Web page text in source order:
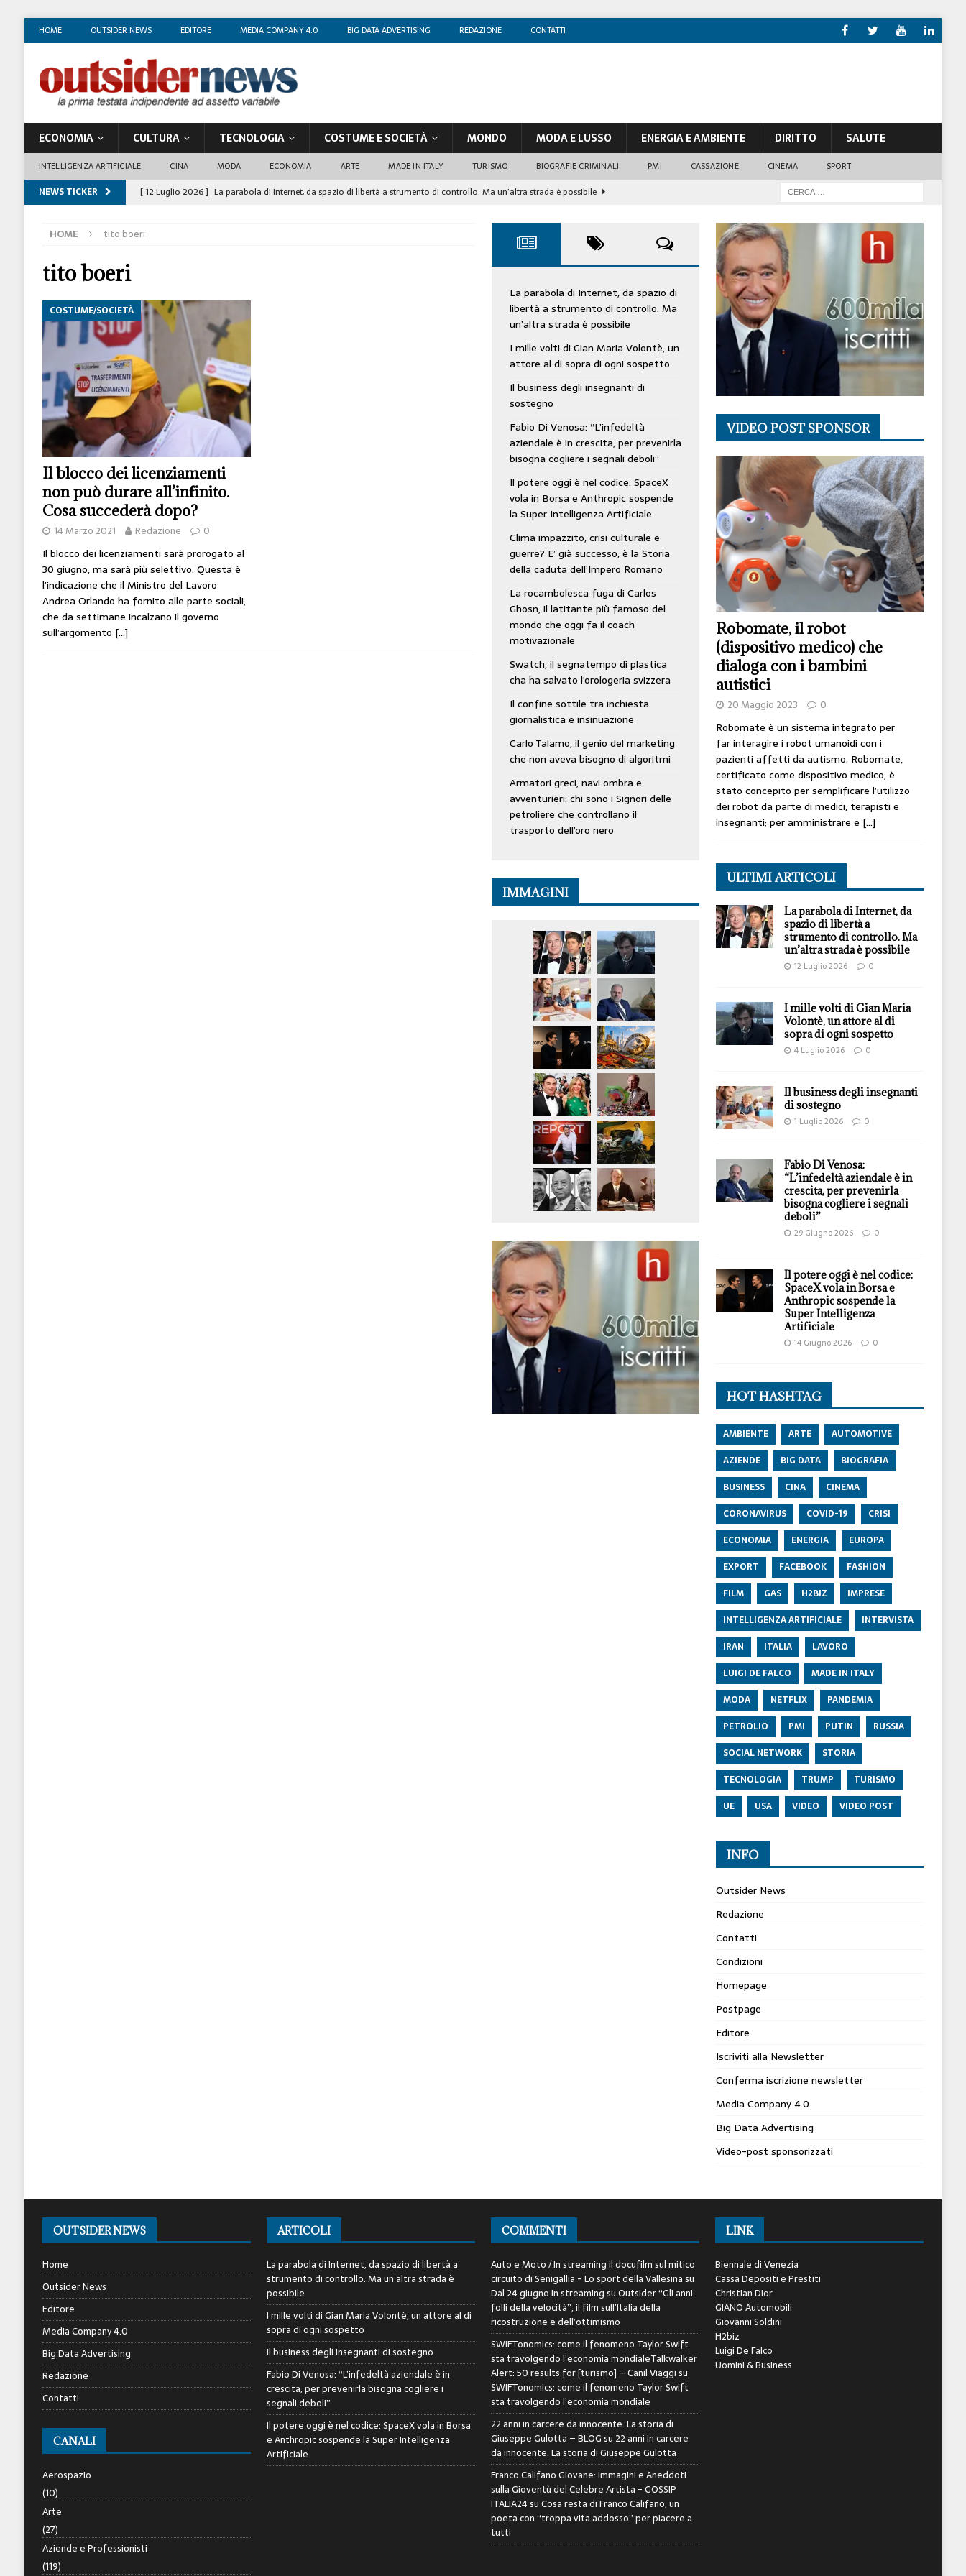
HOME OUTSIDER NEWS EDITORE MEDIA COMPANY 4.0 BIG DATA ADVERTISING REDAZIONE CONTATTI
ECONOMIA CULTURA TECNOLOGIA COSTUME E SOCIETÀ MONDO MODA E LUSSO ENERGIA E AMBIENTE DIRITTO SALUTE
INTELLIGENZA ARTIFICIALE CINA MODA ECONOMIA ARTE MADE IN ITALY TURISMO BIOGRAFIE CRIMINALI PMI CASSAZIONE CINEMA SPORT
NEWS TICKER [ 12 Luglio 2026 ] La parabola di Internet, da spazio di libertà a strumento di controllo. Ma un’altra strada è possibile
[ 4 Luglio 2026 ]
CINEMA
Fabio Di Venosa: “L’infedeltà aziendale è in crescita, per prevenirla bisogna cogliere i segnali deboli”
ECONOMIA
[ 14 Giugno 2026 ] Il potere oggi è nel codice: SpaceX vola in Borsa e Anthropic sospende la Super Intelligenza Artificiale
HI-TECH
[ 7 Febbraio 2020 ] Nato con l’Austria-Ungheria e morto nell’era digitale. Il tempo si era dimenticato di Gillo Dorfles e lui
viveva nel futuro
ARTE
HOME tito boeri
tito boeri
COSTUME/SOCIETÀ
Il blocco dei licenziamenti
non può durare all’infinito.
Cosa succederà dopo?
14 Marzo 2021 Redazione 0
Il blocco dei licenziamenti sarà prorogato al
30 giugno, ma sarà più selettivo. Questa è
l’indicazione che il Ministro del Lavoro
Andrea Orlando ha fornito alle parte sociali,
che da settimane incalzano il governo
sull’argomento […]
La parabola di Internet, da spazio di
libertà a strumento di controllo. Ma
un’altra strada è possibile
I mille volti di Gian Maria Volontè, un
attore al di sopra di ogni sospetto
Il business degli insegnanti di
sostegno
Fabio Di Venosa: “L’infedeltà
aziendale è in crescita, per prevenirla
bisogna cogliere i segnali deboli”
Il potere oggi è nel codice: SpaceX
vola in Borsa e Anthropic sospende
la Super Intelligenza Artificiale
Clima impazzito, crisi culturale e
guerre? E’ già successo, è la Storia
della caduta dell’Impero Romano
La rocambolesca fuga di Carlos
Ghosn, il latitante più famoso del
mondo che oggi fa il coach
motivazionale
Swatch, il segnatempo di plastica
cha ha salvato l’orologeria svizzera
Il confine sottile tra inchiesta
giornalistica e insinuazione
Carlo Talamo, il genio del marketing
che non aveva bisogno di algoritmi
Armatori greci, navi ombra e
avventurieri: chi sono i Signori delle
petroliere che controllano il
trasporto dell’oro nero
IMMAGINI
VIDEO POST SPONSOR
Robomate, il robot
(dispositivo medico) che
dialoga con i bambini
autistici
20 Maggio 2023 0
Robomate è un sistema integrato per
far interagire i robot umanoidi con i
pazienti affetti da autismo. Robomate,
certificato come dispositivo medico, è
stato concepito per semplificare l’utilizzo
dei robot da parte di medici, terapisti e
insegnanti; per amministrare e […]
ULTIMI ARTICOLI
La parabola di Internet, da
spazio di libertà a
strumento di controllo. Ma
un’altra strada è possibile
12 Luglio 2026 0
I mille volti di Gian Maria
Volontè, un attore al di
sopra di ogni sospetto
4 Luglio 2026 0
Il business degli insegnanti
di sostegno
1 Luglio 2026 0
Fabio Di Venosa:
“L’infedeltà aziendale è in
crescita, per prevenirla
bisogna cogliere i segnali
deboli”
29 Giugno 2026 0
Il potere oggi è nel codice:
SpaceX vola in Borsa e
Anthropic sospende la
Super Intelligenza
Artificiale
14 Giugno 2026 0
HOT HASHTAG
AMBIENTE ARTE
AUTOMOTIVE
AZIENDE
BIG DATA
BIOGRAFIA
BUSINESS
CINA
CINEMA
CORONAVIRUS
COVID-19
CRISI
ECONOMIA
ENERGIA
EUROPA
EXPORT
FACEBOOK
FASHION
FILM
GAS H2BIZ
IMPRESE
INTELLIGENZA ARTIFICIALE
INTERVISTA
IRAN
ITALIA
LAVORO
LUIGI DE FALCO
MADE IN ITALY
MODA
NETFLIX
PANDEMIA
PETROLIO
PMI PUTIN
RUSSIA
SOCIAL NETWORK
STORIA
TECNOLOGIA
TRUMP
TURISMO
UE
USA VIDEO VIDEO POST
INFO
Outsider News
Redazione
Contatti
Condizioni
Homepage
Postpage
Editore
Iscriviti alla Newsletter
Conferma iscrizione newsletter
Media Company 4.0
Big Data Advertising
Video-post sponsorizzati
OUTSIDER NEWS
Home
Outsider News
Editore
Media Company 4.0
Big Data Advertising
Redazione
Contatti
CANALI
Aerospazio
(10)
Arte
(27)
Aziende e Professionisti
(119)
ARTICOLI
La parabola di Internet, da spazio di libertà a
strumento di controllo. Ma un’altra strada è
possibile
I mille volti di Gian Maria Volontè, un attore al di
sopra di ogni sospetto
Il business degli insegnanti di sostegno
Fabio Di Venosa: “L’infedeltà aziendale è in
crescita, per prevenirla bisogna cogliere i
segnali deboli”
Il potere oggi è nel codice: SpaceX vola in Borsa
e Anthropic sospende la Super Intelligenza
Artificiale
COMMENTI
Auto e Moto / In streaming il docufilm sul mitico
circuito di Senigallia - Lo sport della Vallesinasu
Dal 24 giugno in streaming su Outsider “Gli anni
folli della velocità”, il film sull’Italia della
ricostruzione e dell’ottimismo
SWIFTonomics: come il fenomeno Taylor Swift
sta travolgendo l’economia mondialeTalkwalker
Alert: 50 results for [turismo] – Canil Viaggisu
SWIFTonomics: come il fenomeno Taylor Swift
sta travolgendo l’economia mondiale
22 anni in carcere da innocente. La storia di
Giuseppe Gulotta – BLOGsu 22 anni in carcere
da innocente. La storia di Giuseppe Gulotta
Franco Califano Giovane: Immagini e Aneddoti
sulla Gioventù del Celebre Artista - GOSSIP
ITALIA24suCosa resta di Franco Califano, un
poeta con “troppa vita addosso” per piacere a
tutti
LINK
Biennale di Venezia
Cassa Depositi e Prestiti
Christian Dior
GIANO Automobili
Giovanni Soldini
H2biz
Luigi De Falco
Uomini & Business